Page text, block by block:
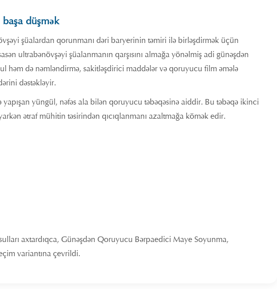
düşmək
şüalardan qorunmanı dəri baryerinin təmiri ilə birləşdirmək üçün
ultrabənövşəyi şüalanmanın qarşısını almağa yönəlmiş adi günəşdən
həm də nəmləndirmə, sakitləşdirici maddələr və qoruyucu film əmələ
dəstəkləyir.
yüngül, nəfəs ala bilən qoruyucu təbəqəsinə aiddir. Bu təbəqə ikinci
ətraf mühitin təsirindən qıcıqlanmanı azaltmağa kömək edir.
axtardıqca, Günəşdən Qoruyucu Bərpaedici Maye Soyunma,
variantına çevrildi.